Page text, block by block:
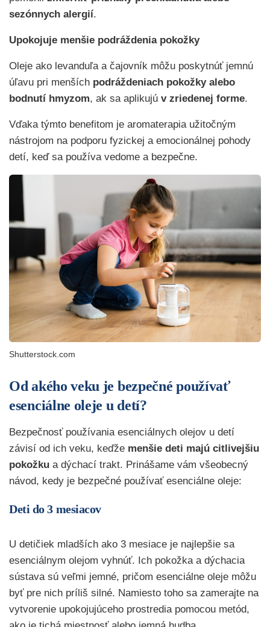
sezónnych alergií.
Upokojuje menšie podráždenia pokožky
Oleje ako levanduľa a čajovník môžu poskytnúť jemnú
úľavu pri menších podráždeniach pokožky alebo
bodnutí hmyzom, ak sa aplikujú v zriedenej forme.
Vďaka týmto benefitom je aromaterapia užitočným
nástrojom na podporu fyzickej a emocionálnej pohody
detí, keď sa používa vedome a bezpečne.
Shutterstock.com
Od akého veku je bezpečné používať
esenciálne oleje u detí?
Bezpečnosť používania esenciálnych olejov u detí
závisí od ich veku, keďže menšie deti majú citlivejšiu
pokožku a dýchací trakt. Prinášame vám všeobecný
návod, kedy je bezpečné používať esenciálne oleje:
Deti do 3 mesiacov
U detičiek mladších ako 3 mesiace je najlepšie sa
esenciálnym olejom vyhnúť. Ich pokožka a dýchacia
sústava sú veľmi jemné, pričom esenciálne oleje môžu
byť pre nich príliš silné. Namiesto toho sa zamerajte na
vytvorenie upokojujúceho prostredia pomocou metód,